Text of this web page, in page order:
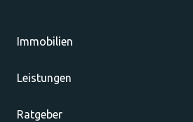
Immobilien
Leistungen
Ratgeber